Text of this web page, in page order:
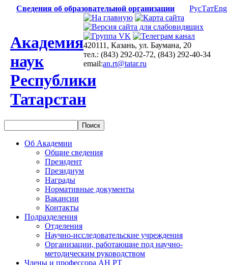
Сведения об образовательной организации РусТатEng
Академия
наук
Республики
Татарстан
420111, Казань, ул. Баумана, 20
тел.: (843) 292-02-72, (843) 292-40-34
email:an.rt@tatar.ru
Об Академии
Общие сведения
Президент
Президиум
Награды
Нормативные документы
Вакансии
Контакты
Подразделения
Отделения
Научно-исследовательские учреждения
Организации, работающие под научно-
методическим руководством
Члены и профессора АН РТ